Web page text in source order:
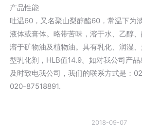
产品性能
吐温60，又名聚山梨醇酯60，常温下为
液体或膏体。略带苦味，溶于水、乙醇
溶于矿物油及植物油。具有乳化、润湿
型乳化剂，HLB值14.9。如对我公司产
及时致电我公司，我们的联系方式是：
020-87518891.
2018-09-07